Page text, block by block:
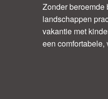
Zonder beroemde
landschappen
vakantie met
een